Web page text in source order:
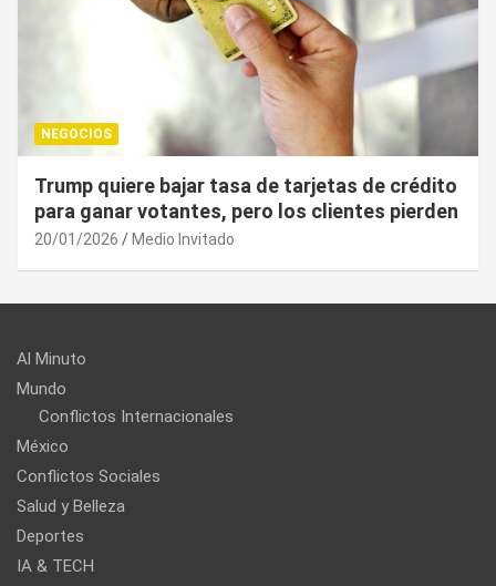
NEGOCIOS
¿Cuál es el “arma nuclear económica” que la
UE puede utilizar contra EU?
20/01/2026 Medio Invitado
Al Minuto
Mundo
Conflictos Internacionales
México
Conflictos Sociales
Salud y Belleza
Deportes
IA & TECH